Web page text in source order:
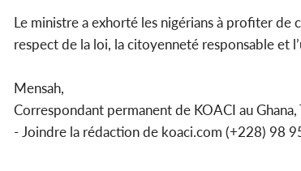
Le ministre a exhorté les nigérians à profiter
respect de la loi, la citoyenneté responsable et
Mensah,
Correspondant permanent de KOACI au
- Joindre la rédaction de koaci.com (+228) 98